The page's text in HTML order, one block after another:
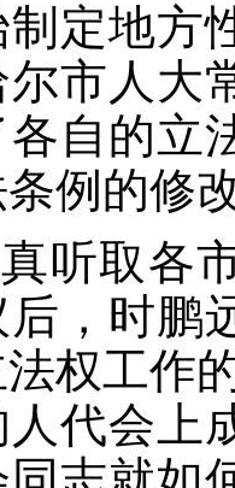
制定地方
尔市人大
各自的立
例的修
听取各
，时鹏
权工作
人代会上